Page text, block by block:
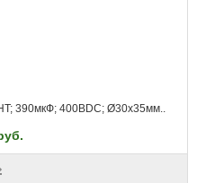
390мкФ; 400ВDC; Ø30x35мм..